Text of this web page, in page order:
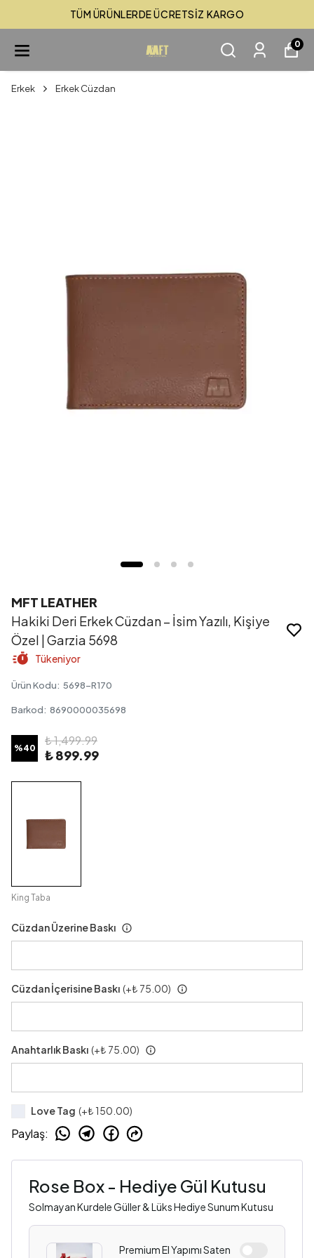
TÜM ÜRÜNLERDE ÜCRETSİZ KARGO
0
Erkek Erkek Cüzdan
MFT LEATHER
Hakiki Deri Erkek Cüzdan – İsim Yazılı, Kişiye
Özel | Garzia 5698
Tükeniyor
Ürün Kodu: 5698-R170
Barkod: 8690000035698
%40
₺ 1,499.99
₺ 899.99
King Taba
Cüzdan Üzerine Baskı
Cüzdan İçerisine Baskı (+₺ 75.00)
Anahtarlık Baskı (+₺ 75.00)
Love Tag (+₺ 150.00)
Paylaş:
Rose Box - Hediye Gül Kutusu
Solmayan Kurdele Güller & Lüks Hediye Sunum Kutusu
Premium El Yapımı Saten